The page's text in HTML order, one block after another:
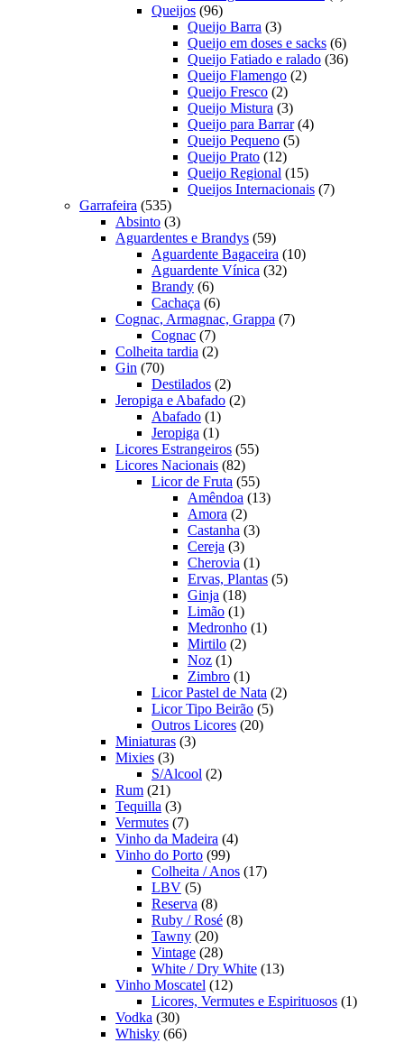
Queijos 9696
produtos
Queijo Barra 33
produtos
Queijo em doses e sacks 66
produtos
Queijo Fatiado e ralado 3636
Queijo Flamengo 22
Queijo Fresco 22
produtos
Queijo Mistura 33
produtos
Queijo para Barrar 44
Queijo Pequeno 55
Queijo Prato 1212
produtos
Queijo Regional 1515
produtos
Queijos Internacionais 77
Garrafeira 535535
produtos
Absinto 33
produtos
Aguardentes e Brandys 5959
produtos
Aguardente Bagaceira 1010
Aguardente Vínica 3232
Brandy 66
produtos
Cachaça 66
produtos
Cognac, Armagnac, Grappa 77
Cognac 77
produtos
Colheita tardia 22
Gin 7070
produtos
Destilados 22
produtos
Jeropiga e Abafado 22
Abafado 11
produto
Jeropiga 11
produto
Licores Estrangeiros 5555
Licores Nacionais 8282
produtos
Licor de Fruta 5555
produtos
Amêndoa 1313
Amora 22
produtos
Castanha 33
Cereja 33
produtos
Cherovia 11
produto
Ervas, Plantas 55
Ginja 1818
produtos
Limão 11
produto
Medronho 11
Mirtilo 22
Noz 11
produto
Zimbro 11
produto
Licor Pastel de Nata 22
Licor Tipo Beirão 55
Outros Licores 2020
Miniaturas 33
Mixies 33
produtos
S/Alcool 22
Rum 2121
produtos
Tequilla 33
produtos
Vermutes 77
produtos
Vinho da Madeira 44
Vinho do Porto 9999
produtos
Colheita / Anos 1717
LBV 55
produtos
Reserva 88
produtos
Ruby / Rosé 88
Tawny 2020
produtos
Vintage 2828
produtos
White / Dry White 1313
Vinho Moscatel 1212
produtos
Licores, Vermutes e Espirituosos 11
Vodka 3030
produtos
Whisky 6666